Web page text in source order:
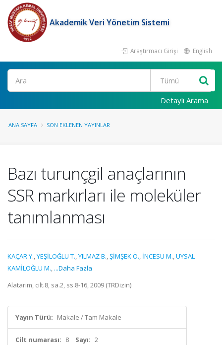
Akademik Veri Yönetim Sistemi
Araştırmacı Girişi English
Ara
Detaylı Arama
ANA SAYFA SON EKLENEN YAYINLAR
Bazı turunçgil anaçlarının
SSR markırları ile moleküler
tanımlanması
KAÇAR Y.,YEŞİLOĞLU T.,YILMAZ B.,ŞİMŞEK Ö., İNCESU M.,UYSAL
KAMİLOĞLU M., ...Daha Fazla
Alatarım, cilt.8, sa.2, ss.8-16, 2009 (TRDizin)
Yayın Türü: Makale / Tam Makale
Cilt numarası: 8 Sayı: 2